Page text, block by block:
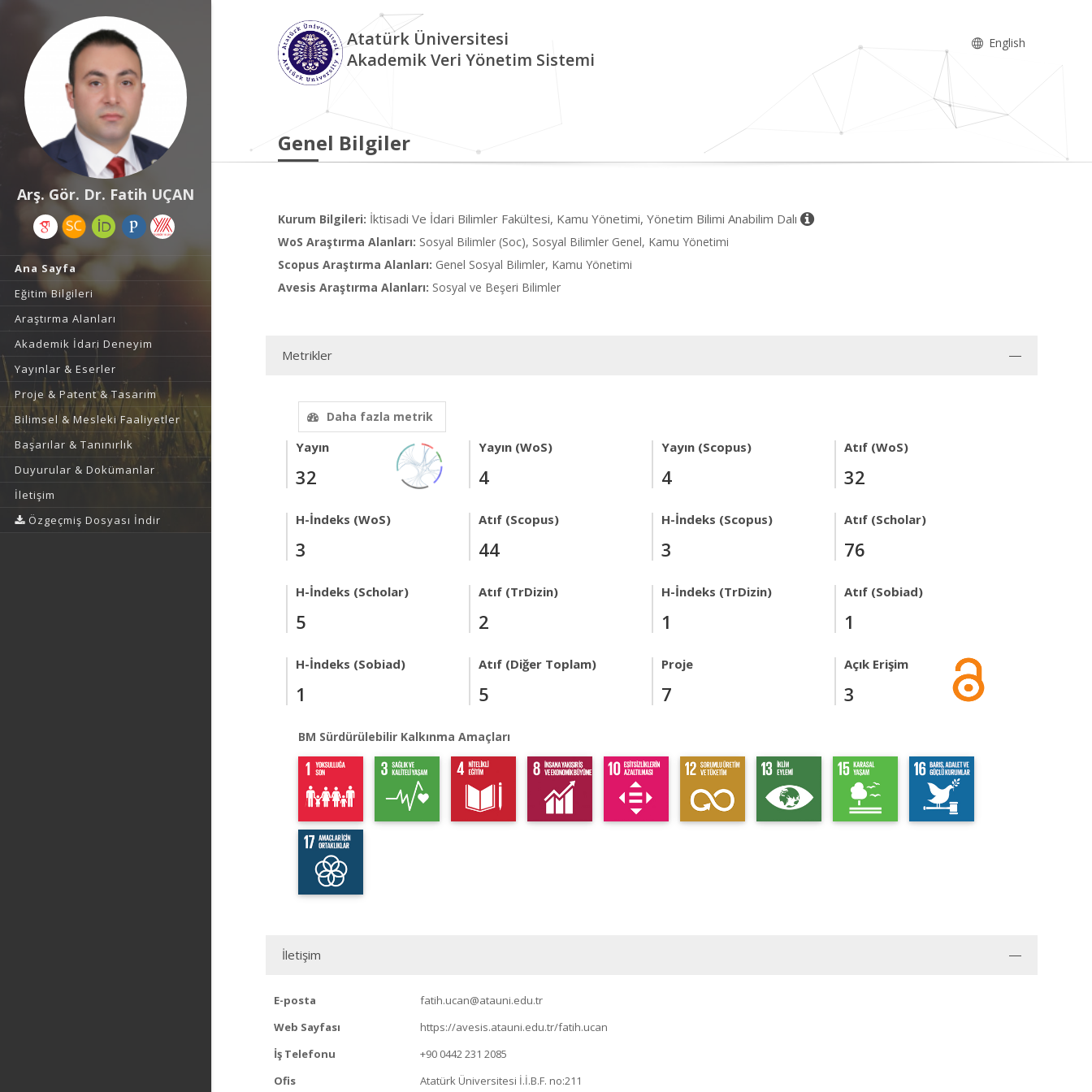
Arş. Gör. Dr. Fatih UÇAN
Ana Sayfa
Eğitim Bilgileri
Araştırma Alanları
Akademik İdari Deneyim
Yayınlar & Eserler
Proje & Patent & Tasarım
Bilimsel & Mesleki Faaliyetler
Başarılar & Tanınırlık
Duyurular & Dokümanlar
İletişim
Özgeçmiş Dosyası İndir
Atatürk Üniversitesi
Akademik Veri Yönetim Sistemi
English
Genel Bilgiler
Kurum Bilgileri: İktisadi Ve İdari Bilimler Fakültesi, Kamu Yönetimi, Yönetim Bilimi Anabilim Dalı
WoS Araştırma Alanları: Sosyal Bilimler (Soc), Sosyal Bilimler Genel, Kamu Yönetimi
Scopus Araştırma Alanları: Genel Sosyal Bilimler, Kamu Yönetimi
Avesis Araştırma Alanları: Sosyal ve Beşeri Bilimler
Metrikler
Daha fazla metrik
Yayın
32
Yayın (WoS)
4
Yayın (Scopus)
4
Atıf (WoS)
32
H-İndeks (WoS)
3
Atıf (Scopus)
44
H-İndeks (Scopus)
3
Atıf (Scholar)
76
H-İndeks (Scholar)
5
Atıf (TrDizin)
2
H-İndeks (TrDizin)
1
Atıf (Sobiad)
1
H-İndeks (Sobiad)
1
Atıf (Diğer Toplam)
5
Proje
7
Açık Erişim
3
BM Sürdürülebilir Kalkınma Amaçları
İletişim
E-posta
fatih.ucan@atauni.edu.tr
Web Sayfası
https://avesis.atauni.edu.tr/fatih.ucan
İş Telefonu
+90 0442 231 2085
Ofis
Atatürk Üniversitesi İ.İ.B.F. no:211